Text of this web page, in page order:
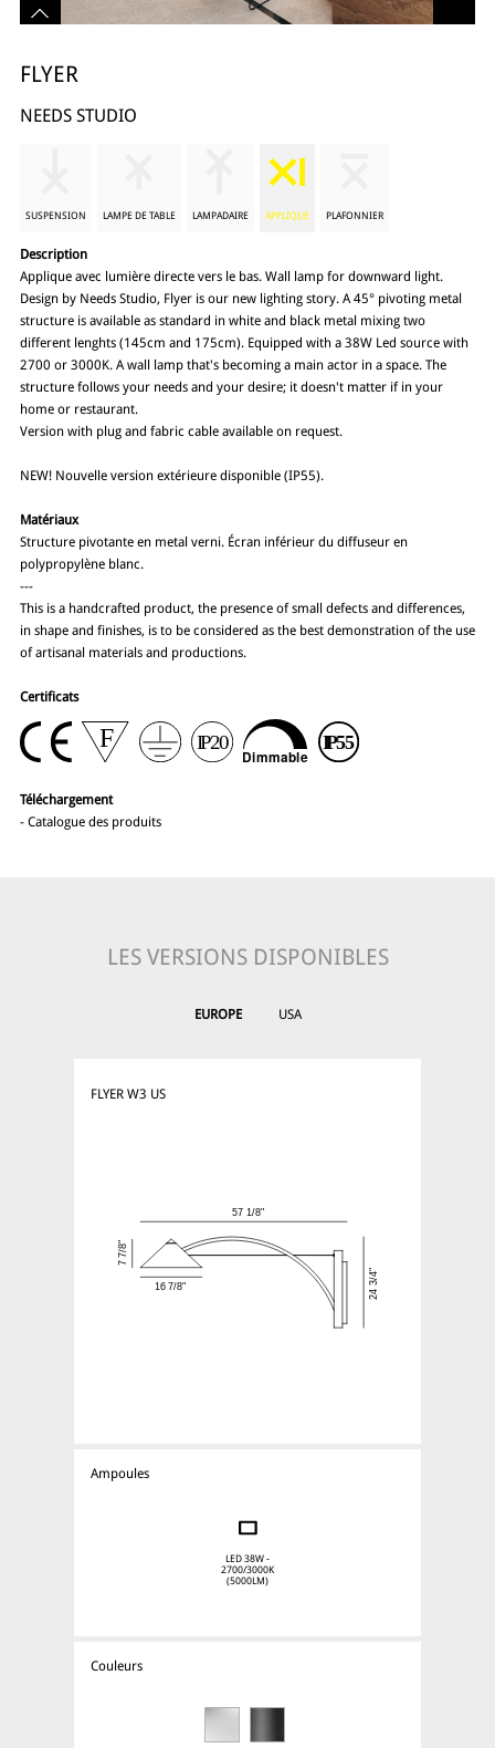
FLYER
NEEDS STUDIO
SUSPENSION LAMPE DE TABLE LAMPADAIRE APPLIQUE PLAFONNIER
Description
Applique avec lumière directe vers le bas. Wall lamp for downward light.
Design by Needs Studio, Flyer is our new lighting story. A 45° pivoting metal
structure is available as standard in white and black metal mixing two
different lenghts (145cm and 175cm). Equipped with a 38W Led source with
2700 or 3000K. A wall lamp that's becoming a main actor in a space. The
structure follows your needs and your desire; it doesn't matter if in your
home or restaurant.
Version with plug and fabric cable available on request.
NEW! Nouvelle version extérieure disponible (IP55).
Matériaux
Structure pivotante en metal verni. Écran inférieur du diffuseur en
polypropylène blanc.
---
This is a handcrafted product, the presence of small defects and differences,
in shape and finishes, is to be considered as the best demonstration of the use
of artisanal materials and productions.
Certificats
Téléchargement
- Catalogue des produits
LES VERSIONS DISPONIBLES
EUROPE USA
FLYER W3 US
Ampoules
LED 38W -
2700/3000K
(5000LM)
Couleurs